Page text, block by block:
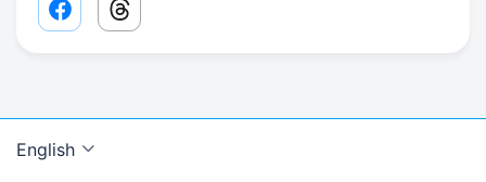
Facebook share link
Threads share link
English